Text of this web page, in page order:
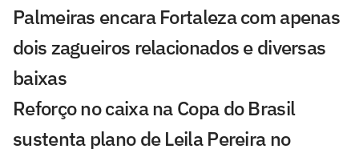
Palmeiras encara Fortaleza com apenas
dois zagueiros relacionados e diversas
baixas
Reforço no caixa na Copa do Brasil
sustenta plano de Leila Pereira no